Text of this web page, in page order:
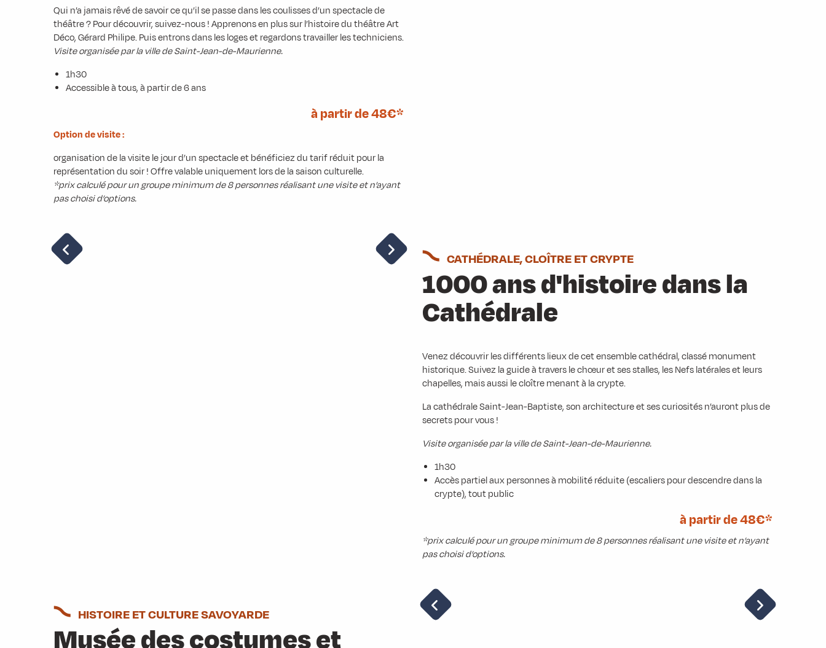
Qui n’a jamais rêvé de savoir ce qu’il se passe dans les coulisses d’un spectacle de
théâtre ? Pour découvrir, suivez-nous ! Apprenons en plus sur l’histoire du théâtre Art
Déco, Gérard Philipe. Puis entrons dans les loges et regardons travailler les techniciens.
Visite organisée par la ville de Saint-Jean-de-Maurienne.
1h30
Accessible à tous, à partir de 6 ans
à partir de 48€*
Option de visite :
organisation de la visite le jour d’un spectacle et bénéficiez du tarif réduit pour la
représentation du soir ! Offre valable uniquement lors de la saison culturelle.
*prix calculé pour un groupe minimum de 8 personnes réalisant une visite et n’ayant
pas choisi d’options.
CATHÉDRALE, CLOÎTRE ET CRYPTE
1000 ans d'histoire dans la
Cathédrale
Venez découvrir les différents lieux de cet ensemble cathédral, classé monument
historique. Suivez la guide à travers le chœur et ses stalles, les Nefs latérales et leurs
chapelles, mais aussi le cloître menant à la crypte.
La cathédrale Saint-Jean-Baptiste, son architecture et ses curiosités n’auront plus de
secrets pour vous !
Visite organisée par la ville de Saint-Jean-de-Maurienne.
1h30
Accès partiel aux personnes à mobilité réduite (escaliers pour descendre dans la
crypte), tout public
à partir de 48€*
*prix calculé pour un groupe minimum de 8 personnes réalisant une visite et n’ayant
pas choisi d’options.
HISTOIRE ET CULTURE SAVOYARDE
Musée des costumes et